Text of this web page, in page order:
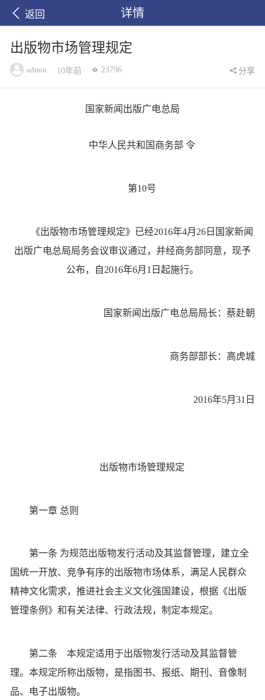
返回 详情
出版物市场管理规定
admin 10年前 23796 分享
国家新闻出版广电总局
中华人民共和国商务部 令
第10号
《出版物市场管理规定》已经2016年4月26日国家新闻
出版广电总局局务会议审议通过，并经商务部同意，现予
公布，自2016年6月1日起施行。
国家新闻出版广电总局局长：蔡赴朝
商务部部长：高虎城
2016年5月31日
出版物市场管理规定
第一章 总则
第一条 为规范出版物发行活动及其监督管理，建立全
国统一开放、竞争有序的出版物市场体系，满足人民群众
精神文化需求，推进社会主义文化强国建设，根据《出版
管理条例》和有关法律、行政法规，制定本规定。
第二条 本规定适用于出版物发行活动及其监督管
理。本规定所称出版物，是指图书、报纸、期刊、音像制
品、电子出版物。